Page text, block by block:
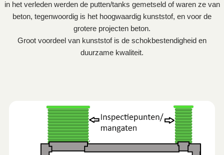
in het verleden werden de putten/tanks gemetseld of waren ze van
beton, tegenwoordig is het hoogwaardig kunststof, en voor de
grotere projecten beton.
Groot voordeel van kunststof is de schokbestendigheid en
duurzame kwaliteit.